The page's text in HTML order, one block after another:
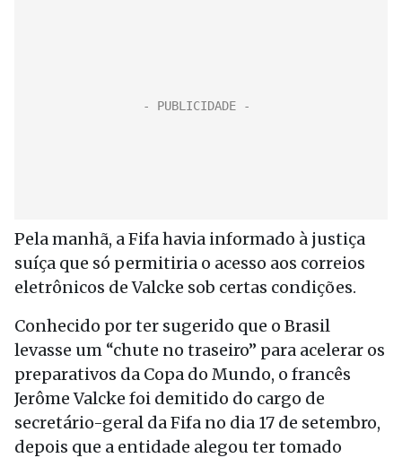
Pela manhã, a Fifa havia informado à justiça
suíça que só permitiria o acesso aos correios
eletrônicos de Valcke sob certas condições.
Conhecido por ter sugerido que o Brasil
levasse um “chute no traseiro” para acelerar os
preparativos da Copa do Mundo, o francês
Jerôme Valcke foi demitido do cargo de
secretário-geral da Fifa no dia 17 de setembro,
depois que a entidade alegou ter tomado